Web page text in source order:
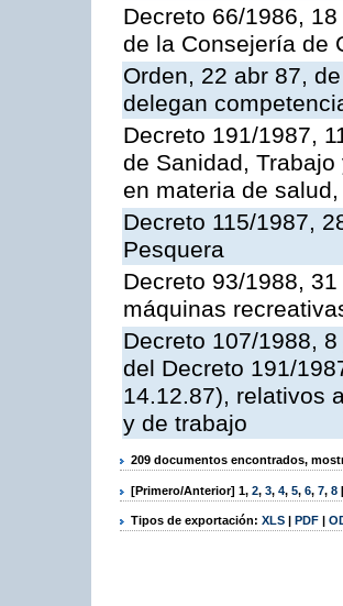
Decreto 66/1986,
de la Consejería de
Orden, 22 abr 87,
delegan
Decreto 191/1987,
de Sanidad,
en materia de
Decreto 115/1987,
Pesquera
Decreto 93/1988,
máquinas
Decreto 107/1988,
del Decreto 191/
14.12.87), relativos
y de trabajo
209 documentos encontrados,
[Primero/Anterior] 1, 2, 3, 4, 5, 6, 7, 8
Tipos de exportación: XLS | PDF |